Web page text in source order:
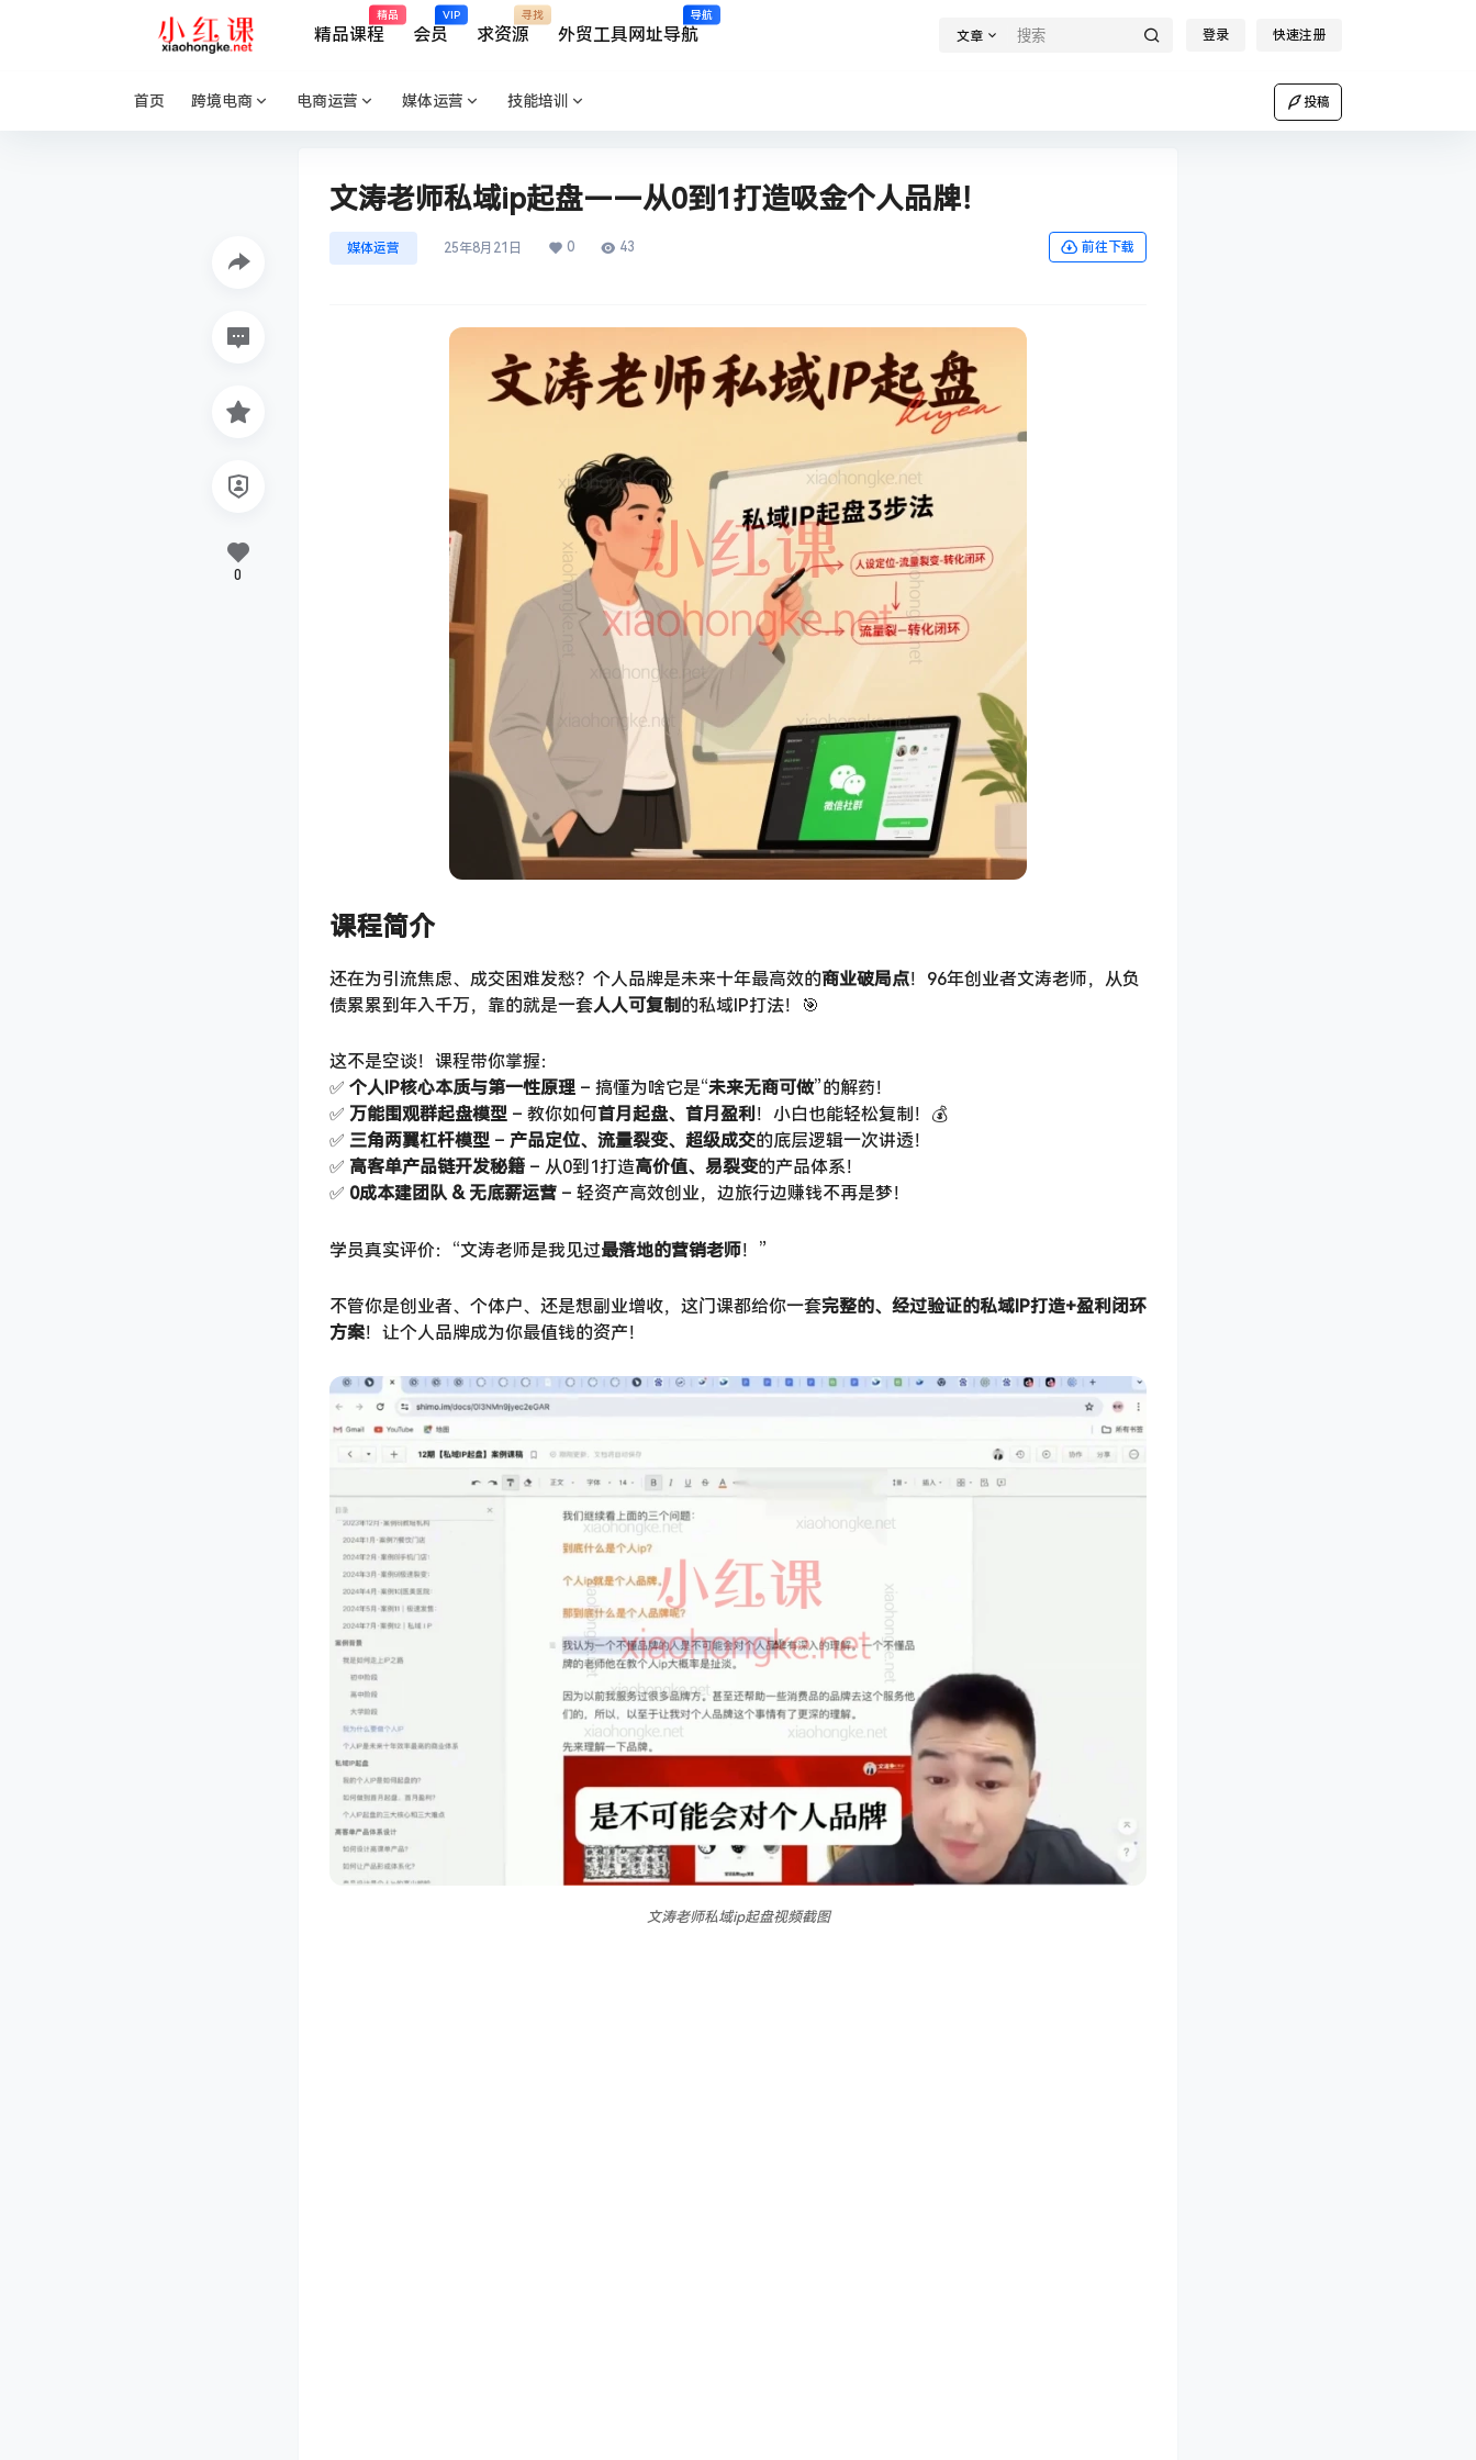
精品课程
精品
会员
VIP
求资源
寻找
外贸工具网址导航
导航
文章 登录 快速注册
首页 跨境电商 电商运营 媒体运营 技能培训 投稿
文涛老师私域ip起盘——从0到1打造吸金个人品牌！
媒体运营 25年8月21日 0 43 前往下载
课程简介
还在为引流焦虑、成交困难发愁？个人品牌是未来十年最高效的商业破局点​！96年创业者文涛老师，从负
债累累到年入千万，靠的就是一套人人可复制的私域IP打法！🎯
这不是空谈！课程带你掌握：
✅ ​ 个人IP核心本质与第一性原理 ​ – 搞懂为啥它是“未来无商可做”的解药！
✅ ​ 万能围观群起盘模型 ​ – 教你如何首月起盘、首月盈利​！小白也能轻松复制！💰
✅ ​ 三角两翼杠杆模型 ​ – ​ 产品定位、流量裂变、超级成交的底层逻辑一次讲透！
✅ ​ 高客单产品链开发秘籍 ​ – 从0到1打造高价值、易裂变的产品体系！
✅ ​ 0成本建团队 & 无底薪运营 ​ – 轻资产高效创业，边旅行边赚钱不再是梦！
学员真实评价：“文涛老师是我见过最落地的营销老师​！”
不管你是创业者、个体户、还是想副业增收，这门课都给你一套完整的、经过验证的私域IP打造+盈利闭环
方案​！让个人品牌成为你最值钱的资产！
文涛老师私域ip起盘视频截图
0